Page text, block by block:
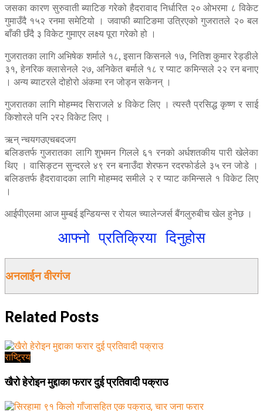
जसका कारण सुरुवाती ब्याटिङ गरेको हैदरावाद निर्धारित २० ओभरमा ८ विकेट
गुमाउँदै १५२ रनमा समेटियो । जवाफी ब्याटिङमा उत्रिएको गुजरातले २० बल
बाँकी छँदै ३ विकेट गुमाएर लक्ष्य पूरा गरेको हो ।
गुजरातका लागि अभिषेक शर्माले १८, इसान किसनले १७, नितिश कुमार रेड्डीले
३१, हेनरिक क्लासेनले २७, अनिकेत बर्माले १८ र प्याट कमिन्सले २२ रन बनाए
। अन्य ब्याटरले दोहोरो अंकमा रन जोड्न सकेनन् ।
गुजरातका लागि मोहम्मद सिराजले ४ विकेट लिए । त्यस्तै प्रसिद्ध कृष्ण र साई
किशोरले पनि २र२ विकेट लिए ।
ऋन् न्चयगउएचबदजग
बलिङतर्फ गुजरातका लागि शुभमन गिलले ६१ रनको अर्धशतकीय पारी खेलेका
थिए । वासिङ्टन सुन्दरले ४९ रन बनाउँदा शेरफन रदरफोर्डले ३५ रन जोडे ।
बलिङतर्फ हैदरावादका लागि मोहम्मद समीले २ र प्याट कमिन्सले १ विकेट लिए
।
आईपीएलमा आज मुम्बई इन्डियन्स र रोयल च्यालेन्जर्स बैंगलुरुबीच खेल हुनेछ ।
आफ्नो प्रतिक्रिया दिनुहोस
अनलाईन वीरगंज
Related Posts
राष्ट्रिय
खैरो हेरोइन मुद्दाका फरार दुई प्रतिवादी पक्राउ